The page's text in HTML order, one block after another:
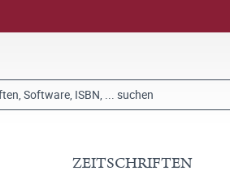
ZEITSCHRIFTEN